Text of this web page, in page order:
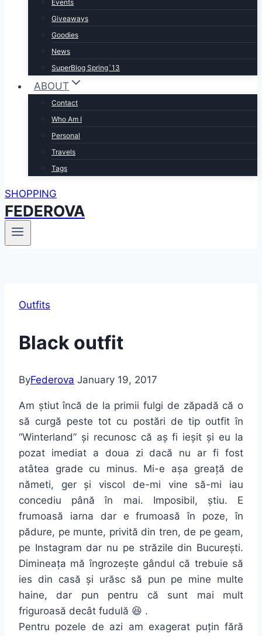
Events
Giveaways
Goodies
News
SuperBlog Spring`13
ABOUT
Contact
Who Am I
Personal
Travels
Tags
SHOPPING
FEDEROVA
Outfits
Black outfit
ByFederova January 19, 2017
Am știut încă de la primii fulgi de zăpadă că o
să curgă peste tot cu postări de tip outfit în
“Winterland” și recunosc că aș fi ieșit și eu la
pozat imediat a doua zi dacă nu ar fi fost
atâtea grade cu minus. Mi-e așa greață de
nămeti, ger și viscol de-mi vine să-mi iau
concediu până în mai. Imposibil, știu. E
frumoasă iarna dar e frumoasă în poze, în
pădure, pe munte, privită din tren, de pe geam,
pe Instagram dar nu pe străzile din București.
Dimineața mă îngrozește gândul că trebuie să
ies din casă și urăsc să pun pe mine multe
haine, dar pun pentru că sunt mai mult
friguroasă decât fudulă 😆 .
Pentru pozele de azi am exagerat puțin fără